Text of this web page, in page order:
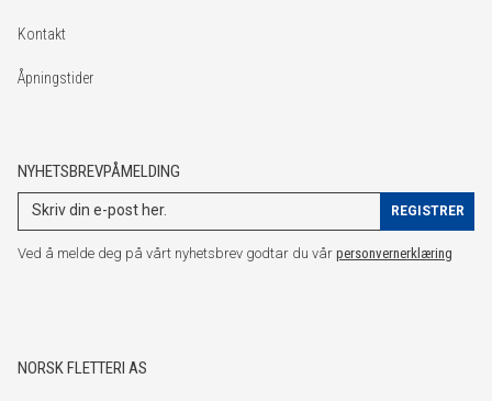
Kontakt
Åpningstider
NYHETSBREVPÅMELDING
Ved å melde deg på vårt nyhetsbrev godtar du vår personvernerklæring
NORSK FLETTERI AS